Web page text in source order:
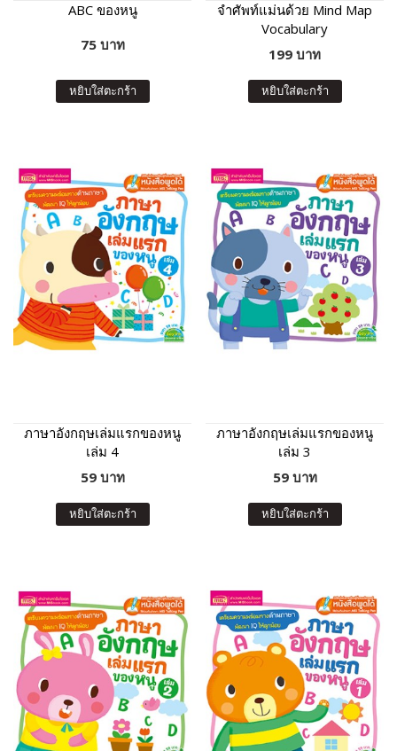
ABC ของหนู
75 บาท
หยิบใส่ตะกร้า
จำศัพท์แม่นด้วย Mind Map
Vocabulary
199 บาท
หยิบใส่ตะกร้า
ภาษาอังกฤษเล่มแรกของหนู
เล่ม 4
59 บาท
หยิบใส่ตะกร้า
ภาษาอังกฤษเล่มแรกของหนู
เล่ม 3
59 บาท
หยิบใส่ตะกร้า